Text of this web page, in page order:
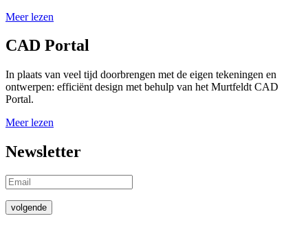
Meer lezen
CAD Portal
In plaats van veel tijd doorbrengen met de eigen tekeningen en
ontwerpen: efficiënt design met behulp van het Murtfeldt CAD
Portal.
Meer lezen
Newsletter
volgende